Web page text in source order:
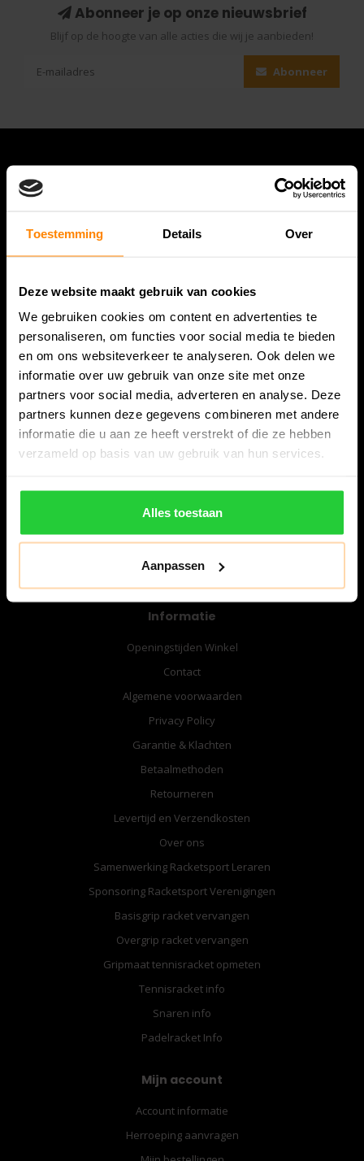
Toestemming Details Over
Deze website maakt gebruik van cookies
We gebruiken cookies om content en advertenties te
personaliseren, om functies voor social media te bieden
en om ons websiteverkeer te analyseren. Ook delen we
informatie over uw gebruik van onze site met onze
partners voor social media, adverteren en analyse. Deze
partners kunnen deze gegevens combineren met andere
informatie die u aan ze heeft verstrekt of die ze hebben
verzameld op basis van uw gebruik van hun services.
Alles toestaan
Aanpassen
Abonneer je op onze nieuwsbrief
Blijf op de hoogte van alle acties die wij je aanbieden!
Abonneer
Bespanracket.nl is dé racketspecialist van Lelystad en
omstreken.
Snijdersstraat 6
8224 AA Lelystad
Nederland
Informatie
Openingstijden Winkel
Contact
Algemene voorwaarden
Privacy Policy
Garantie & Klachten
Betaalmethoden
Retourneren
Levertijd en Verzendkosten
Over ons
Samenwerking Racketsport Leraren
Sponsoring Racketsport Verenigingen
Basisgrip racket vervangen
Overgrip racket vervangen
Gripmaat tennisracket opmeten
Tennisracket info
Snaren info
Padelracket Info
Mijn account
Account informatie
Herroeping aanvragen